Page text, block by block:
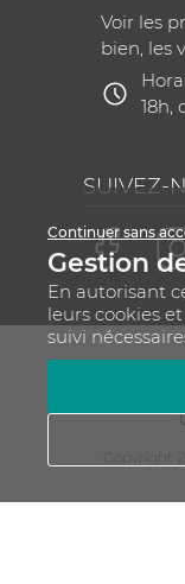
Voir les
bien, les
18h,
SUIVEZ-
RGPD -
Continuer sans
Gestion
En autorisant
leurs cookies
suivi